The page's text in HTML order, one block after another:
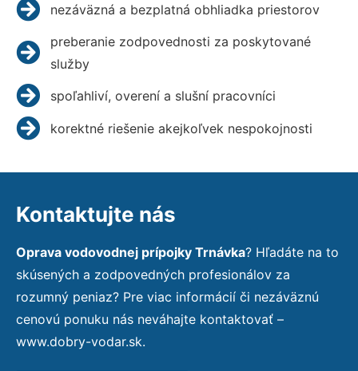
nezáväzná a bezplatná obhliadka priestorov
preberanie zodpovednosti za poskytované
služby
spoľahliví, overení a slušní pracovníci
korektné riešenie akejkoľvek nespokojnosti
Kontaktujte nás
Oprava vodovodnej prípojky Trnávka? Hľadáte na to
skúsených a zodpovedných profesionálov za
rozumný peniaz? Pre viac informácií či nezáväznú
cenovú ponuku nás neváhajte kontaktovať –
www.dobry-vodar.sk.